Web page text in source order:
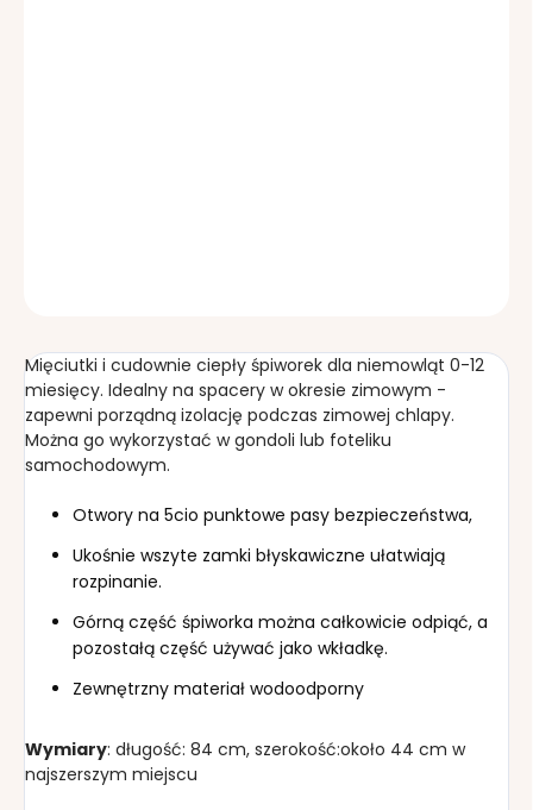
Mięciutki i cudownie ciepły śpiworek dla niemowląt 0-12
miesięcy. Idealny na spacery w okresie zimowym -
zapewni porządną izolację podczas zimowej chlapy.
Można go wykorzystać w gondoli lub foteliku
samochodowym.
Otwory na 5cio punktowe pasy bezpieczeństwa,
Ukośnie wszyte zamki błyskawiczne ułatwiają
rozpinanie.
Górną część śpiworka można całkowicie odpiąć, a
pozostałą część używać jako wkładkę.
Zewnętrzny materiał wodoodporny
Wymiary: długość: 84 cm, szerokość:około 44 cm w
najszerszym miejscu